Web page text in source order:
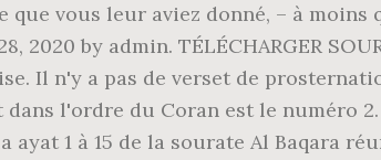
vous leur aviez donné, – à
by admin. TÉLÉCHARGER
Il n'y a pas de verset de
dans l'ordre du Coran est le numéro
ayat 1 à 15 de la sourate Al Baqara